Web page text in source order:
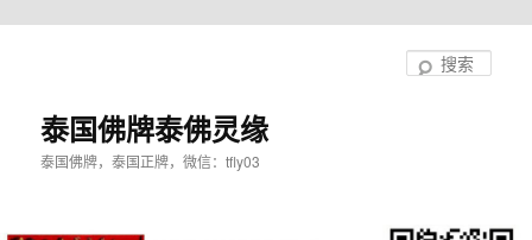
泰国佛牌泰佛灵缘
泰国佛牌，泰国正牌，微信：tfly03